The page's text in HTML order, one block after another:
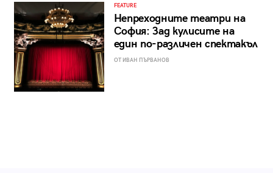
FEATURE
Непреходните театри на
София: Зад кулисите на
един по-различен спектакъл
ОТ ИВАН ПЪРВАНОВ